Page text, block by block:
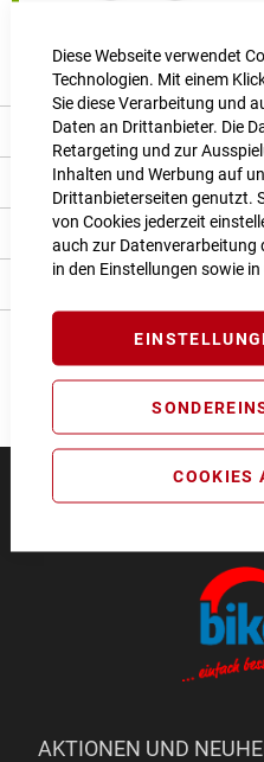
Diese Webseite verwendet
Technologien. Mit einem
Sie diese Verarbeitung und
Daten an Drittanbieter. Die
Retargeting und zur
Inhalten und Werbung auf
Drittanbieterseiten genutzt.
von Cookies jederzeit
auch zur Datenverarbeitung
in den Einstellungen sowie in
COOKIES
Beschreibung
Produkt Details
Bewertungen
Angaben zur Produktsicherheit
AKTIONEN UND